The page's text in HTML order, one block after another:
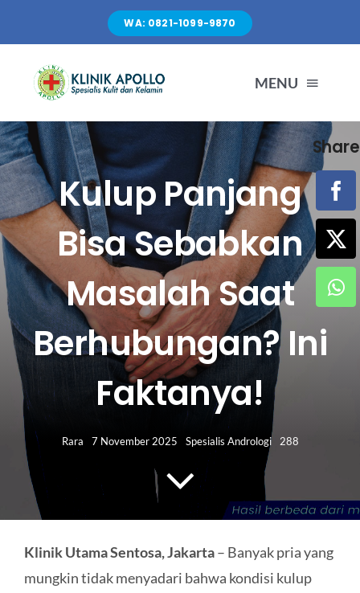
content
WA: 0821-1099-9870
MENU
TENTANG KAMI
LAYANAN
FASILITAS
ARTIKEL
HUBUNGI KAMI
Search
for:
Kulup Panjang
Bisa Sebabkan
Masalah Saat
Berhubungan? Ini
Faktanya!
Rara 7 November 2025 Spesialis Andrologi 288
Klinik Utama Sentosa, Jakarta– Banyak pria yang
mungkin tidak menyadari bahwa kondisi kulup
Share